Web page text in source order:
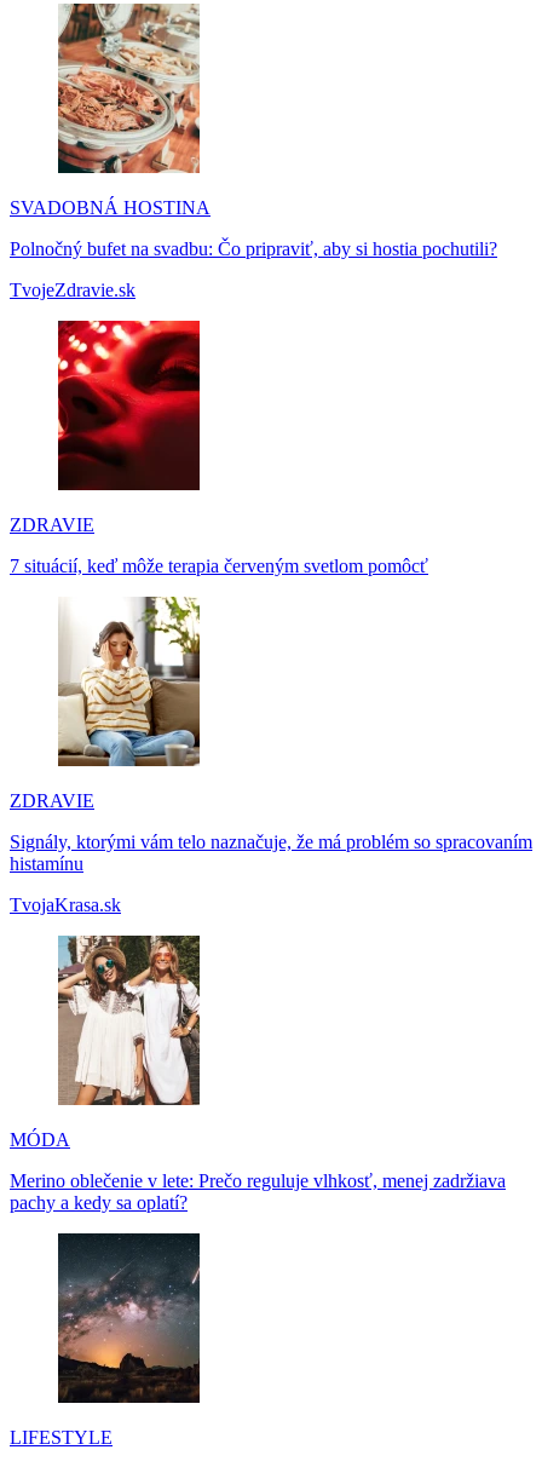
SVADOBNÁ HOSTINA
Polnočný bufet na svadbu: Čo pripraviť, aby si hostia pochutili?
TvojeZdravie.sk
ZDRAVIE
7 situácií, keď môže terapia červeným svetlom pomôcť
ZDRAVIE
Signály, ktorými vám telo naznačuje, že má problém so spracovaním
histamínu
TvojaKrasa.sk
MÓDA
Merino oblečenie v lete: Prečo reguluje vlhkosť, menej zadržiava
pachy a kedy sa oplatí?
LIFESTYLE